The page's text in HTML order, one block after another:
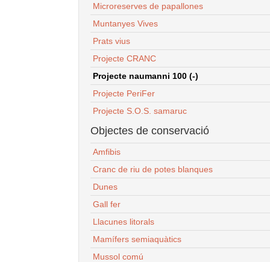
Microreserves de papallones
Muntanyes Vives
Prats vius
Projecte CRANC
Projecte naumanni 100 (-)
Projecte PeriFer
Projecte S.O.S. samaruc
Objectes de conservació
Amfibis
Cranc de riu de potes blanques
Dunes
Gall fer
Llacunes litorals
Mamífers semiaquàtics
Mussol comú